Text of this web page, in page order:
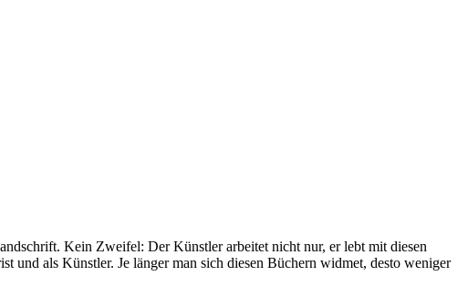
Kein Zweifel: Der Künstler arbeitet nicht nur, er lebt mit diesen
und als Künstler. Je länger man sich diesen Büchern widmet, desto weniger